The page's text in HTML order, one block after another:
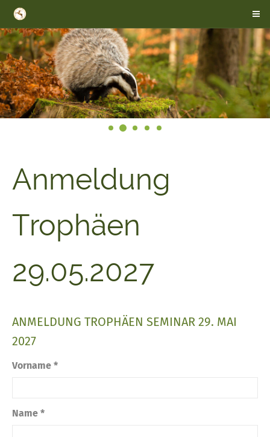
Anmeldung
Trophäen
29.05.2027
ANMELDUNG TROPHÄEN SEMINAR 29. MAI
2027
Vorname *
Name *